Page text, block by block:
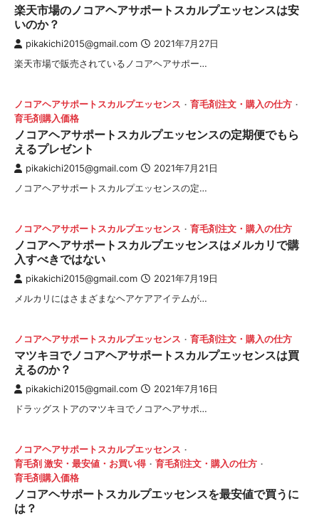
楽天市場のノコアヘアサポートスカルプエッセンスは安
いのか？
pikakichi2015@gmail.com 2021年7月27日
楽天市場で販売されているノコアヘアサポー…
ノコアヘアサポートスカルプエッセンス
育毛剤注文・購入の仕方
育毛剤購入価格
ノコアヘアサポートスカルプエッセンスの定期便でもら
えるプレゼント
pikakichi2015@gmail.com 2021年7月21日
ノコアヘアサポートスカルプエッセンスの定…
ノコアヘアサポートスカルプエッセンス 育毛剤注文・購入の仕方
ノコアヘアサポートスカルプエッセンスはメルカリで購
入すべきではない
pikakichi2015@gmail.com 2021年7月19日
メルカリにはさまざまなヘアケアアイテムが…
ノコアヘアサポートスカルプエッセンス 育毛剤注文・購入の仕方
マツキヨでノコアヘアサポートスカルプエッセンスは買
えるのか？
pikakichi2015@gmail.com 2021年7月16日
ドラッグストアのマツキヨでノコアヘアサポ…
ノコアヘアサポートスカルプエッセンス
育毛剤 激安・最安値・お買い得
育毛剤注文・購入の仕方
育毛剤購入価格
ノコアヘサポートスカルプエッセンスを最安値で買うに
は？